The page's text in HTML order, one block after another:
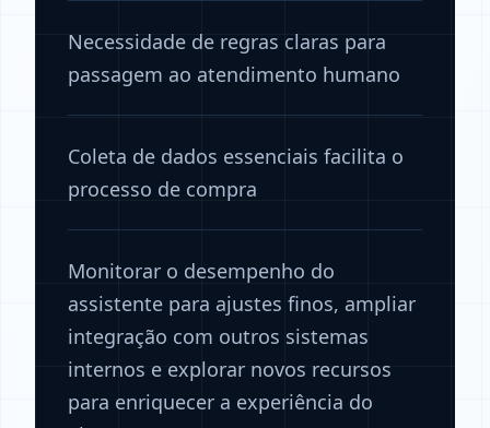
Necessidade de regras claras para
passagem ao atendimento humano
Coleta de dados essenciais facilita o
processo de compra
Monitorar o desempenho do
assistente para ajustes finos, ampliar
integração com outros sistemas
internos e explorar novos recursos
para enriquecer a experiência do